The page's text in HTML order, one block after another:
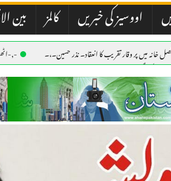
اووسیز کی خبریں کالمز بین
خانہ میں پر وقار تقریب کا انعقاد۔ نذر حسین۔،۔ -,-
ٹکرا گئے،دو اہلکار ہلاک۔برطانوی پائلٹ محفوظ۔ نذر حسین۔،۔